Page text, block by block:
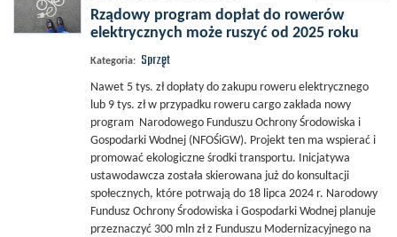
Rządowy program dopłat do rowerów
elektrycznych może ruszyć od 2025 roku
Kategoria: Sprzęt
Nawet 5 tys. zł dopłaty do zakupu roweru elektrycznego
lub 9 tys. zł w przypadku roweru cargo zakłada nowy
program Narodowego Funduszu Ochrony Środowiska i
Gospodarki Wodnej (NFOŚiGW). Projekt ten ma wspierać i
promować ekologiczne środki transportu. Inicjatywa
ustawodawcza została skierowana już do konsultacji
społecznych, które potrwają do 18 lipca 2024 r. Narodowy
Fundusz Ochrony Środowiska i Gospodarki Wodnej planuje
przeznaczyć 300 mln zł z Funduszu Modernizacyjnego na